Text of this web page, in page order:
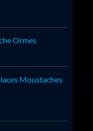
Ormes
Moustaches